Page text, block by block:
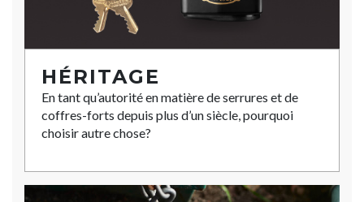
HÉRITAGE
En tant qu’autorité en matière de serrures et de
coffres-forts depuis plus d’un siècle, pourquoi
choisir autre chose?